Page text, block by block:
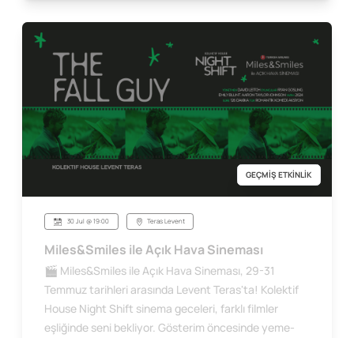
GEÇMİŞ ETKİNLİK
30 Jul @ 19:00 Teras Levent
Miles&Smiles ile Açık Hava Sineması
🎬 Miles&Smiles ile Açık Hava Sineması, 29-31
Temmuz tarihleri arasında Levent Teras'ta! Kolektif
House Night Shift sinema geceleri, farklı filmler
eşliğinde seni bekliyor. Gösterim öncesinde yeme-